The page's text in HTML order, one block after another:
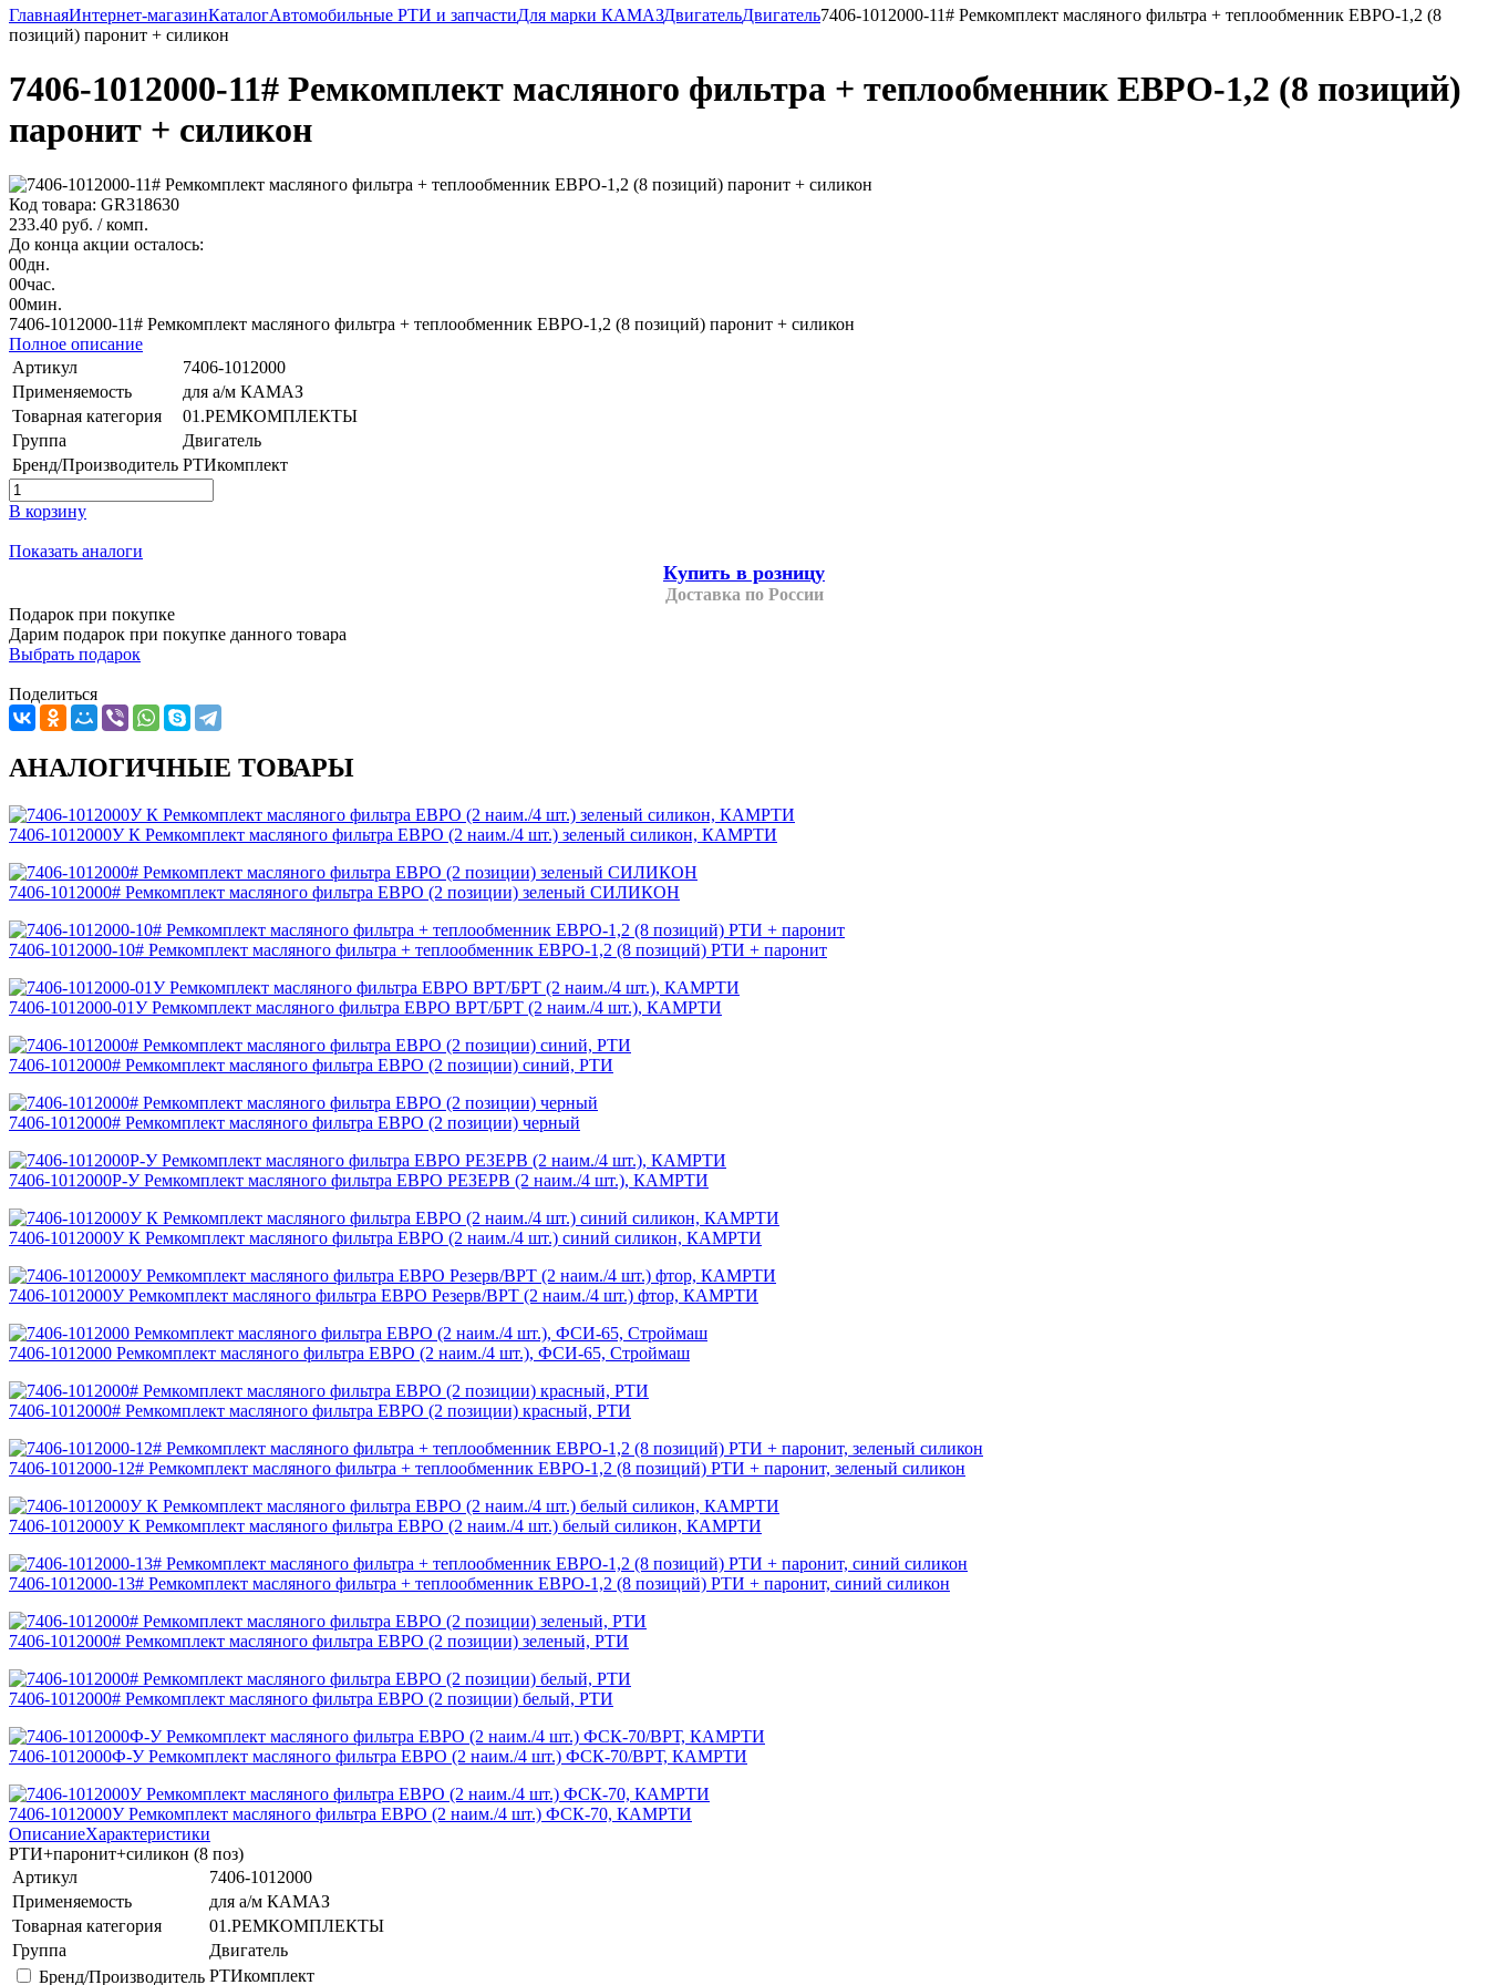
ГлавнаяИнтернет-магазинКаталогАвтомобильные РТИ и запчастиДля марки КАМАЗДвигательДвигатель7406-1012000-11# Ремкомплект масляного фильтра + теплообменник ЕВРО-1,2 (8
позиций) паронит + силикон
7406-1012000-11# Ремкомплект масляного фильтра + теплообменник ЕВРО-1,2 (8 позиций)
паронит + силикон
Код товара: GR318630
233.40 руб. / комп.
До конца акции осталось:
00дн.
00час.
00мин.
7406-1012000-11# Ремкомплект масляного фильтра + теплообменник ЕВРО-1,2 (8 позиций) паронит + силикон
Полное описание
Артикул
7406-1012000
Применяемость
для а/м КАМАЗ
Товарная категория
01.РЕМКОМПЛЕКТЫ
Группа
Двигатель
Бренд/Производитель РТИкомплект
В корзину
Показать аналоги
Купить в розницу
Доставка по России
Подарок при покупке
Дарим подарок при покупке данного товара
Выбрать подарок
Поделиться
АНАЛОГИЧНЫЕ ТОВАРЫ
7406-1012000У К Ремкомплект масляного фильтра ЕВРО (2 наим./4 шт.) зеленый силикон, КАМРТИ
7406-1012000# Ремкомплект масляного фильтра ЕВРО (2 позиции) зеленый СИЛИКОН
7406-1012000-10# Ремкомплект масляного фильтра + теплообменник ЕВРО-1,2 (8 позиций) РТИ + паронит
7406-1012000-01У Ремкомплект масляного фильтра ЕВРО ВРТ/БРТ (2 наим./4 шт.), КАМРТИ
7406-1012000# Ремкомплект масляного фильтра ЕВРО (2 позиции) синий, РТИ
7406-1012000# Ремкомплект масляного фильтра ЕВРО (2 позиции) черный
7406-1012000Р-У Ремкомплект масляного фильтра ЕВРО РЕЗЕРВ (2 наим./4 шт.), КАМРТИ
7406-1012000У К Ремкомплект масляного фильтра ЕВРО (2 наим./4 шт.) синий силикон, КАМРТИ
7406-1012000У Ремкомплект масляного фильтра ЕВРО Резерв/ВРТ (2 наим./4 шт.) фтор, КАМРТИ
7406-1012000 Ремкомплект масляного фильтра ЕВРО (2 наим./4 шт.), ФСИ-65, Строймаш
7406-1012000# Ремкомплект масляного фильтра ЕВРО (2 позиции) красный, РТИ
7406-1012000-12# Ремкомплект масляного фильтра + теплообменник ЕВРО-1,2 (8 позиций) РТИ + паронит, зеленый силикон
7406-1012000У К Ремкомплект масляного фильтра ЕВРО (2 наим./4 шт.) белый силикон, КАМРТИ
7406-1012000-13# Ремкомплект масляного фильтра + теплообменник ЕВРО-1,2 (8 позиций) РТИ + паронит, синий силикон
7406-1012000# Ремкомплект масляного фильтра ЕВРО (2 позиции) зеленый, РТИ
7406-1012000# Ремкомплект масляного фильтра ЕВРО (2 позиции) белый, РТИ
7406-1012000Ф-У Ремкомплект масляного фильтра ЕВРО (2 наим./4 шт.) ФСК-70/ВРТ, КАМРТИ
7406-1012000У Ремкомплект масляного фильтра ЕВРО (2 наим./4 шт.) ФСК-70, КАМРТИ
ОписаниеХарактеристики
РТИ+паронит+силикон (8 поз)
Артикул
7406-1012000
Применяемость
для а/м КАМАЗ
Товарная категория
01.РЕМКОМПЛЕКТЫ
Группа
Двигатель
Бренд/Производитель РТИкомплект